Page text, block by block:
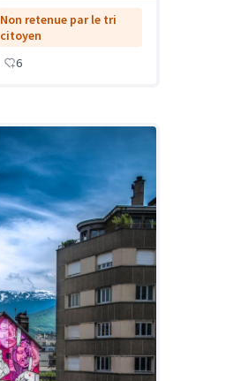
Non retenue par le tri
citoyen
6